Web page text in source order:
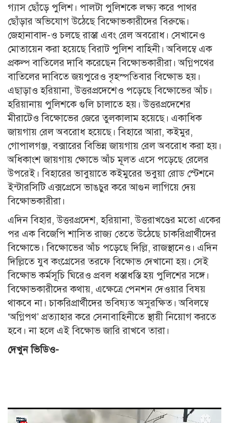
গ্যাস ছোঁড়ে পুলিশ। পালটা পুলিশকে লক্ষ্য করে পাথর
ছোঁড়ার অভিযোগ উঠেছে বিক্ষোভকারীদের বিরুদ্ধে।
জেহানাবাদ-ও চলছে রাস্তা এবং রেল অবরোধ। সেখানেও
মোতায়েন করা হয়েছে বিরাট পুলিশ বাহিনী। অবিলম্বে এক
প্রকল্প বাতিলের দাবি করেছেন বিক্ষোভকারীরা। অগ্নিপথের
বাতিলের দাবিতে জয়পুরেও বৃহস্পতিবার বিক্ষোভ হয়।
এছাড়াও হরিয়ানা, উত্তরপ্রদেশেও পড়েছে বিক্ষোভের আঁচ।
হরিয়ানায় পুলিশকে গুলি চালাতে হয়। উত্তরপ্রদেশের
মীরাটেও বিক্ষোভের জেরে তুলকালাম হয়েছে। একাধিক
জায়গায় রেল অবরোধ হয়েছে। বিহারে আরা, কইমুর,
গোপালগঞ্জ, বক্সারের বিভিন্ন জায়গায় রেল অবরোধ করা হয়।
অধিকাংশ জায়গায় ক্ষোভে আঁচ মূলত এসে পড়েছে রেলের
উপরেই। বিহারের ভাবুয়াতে কইমুরের ভবুয়া রোড স্টেশনে
ইন্টারসিটি এক্সপ্রেসে ভাঙচুর করে আগুন লাগিয়ে দেয়
বিক্ষোভকারীরা।
এদিন বিহার, উত্তরপ্রদেশ, হরিয়ানা, উত্তরাখণ্ডের মতো একের
পর এক বিজেপি শাসিত রাজ্য তেতে উঠেছে চাকরিপ্রার্থীদের
বিক্ষোভে। বিক্ষোভের আঁচ পড়েছে দিল্লি, রাজস্থানেও। এদিন
দিল্লিতে যুব কংগ্রেসের তরফে বিক্ষোভ দেখানো হয়। সেই
বিক্ষোভ কর্মসূচি ঘিরেও প্রবল ধস্তাধস্তি হয় পুলিশের সঙ্গে।
বিক্ষোভকারীদের কথায়, এক্ষেত্রে পেনশন দেওয়ার বিষয়
থাকবে না। চাকরিপ্রার্থীদের ভবিষ্যত অসুরক্ষিত। অবিলম্বে
‘অগ্নিপথ’ প্রত্যাহার করে সেনাবাহিনীতে স্থায়ী নিয়োগ করতে
হবে। না হলে এই বিক্ষোভ জারি রাখবে তারা।
দেখুন ভিডিও-